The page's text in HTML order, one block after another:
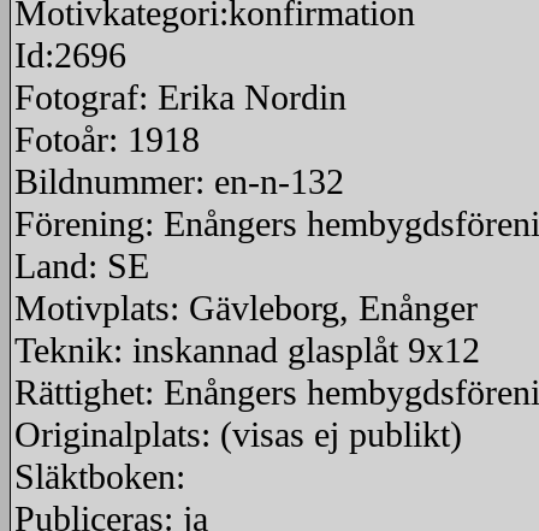
Motivkategori:konfirmation
Id:2696
Fotograf: Erika Nordin
Fotoår: 1918
Bildnummer: en-n-132
Förening: Enångers
Land: SE
Motivplats: Gävleborg, Enånger
Teknik: inskannad glasplåt 9x12
Rättighet: Enångers
Originalplats: (visas ej publikt)
Släktboken:
Publiceras: ja